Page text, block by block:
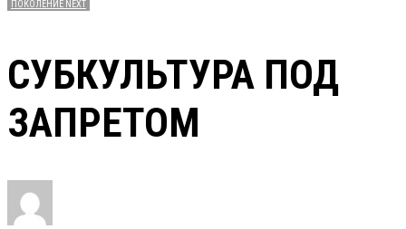
ПОКОЛЕНИЕ NEXT
СУБКУЛЬТУРА ПОД
ЗАПРЕТОМ